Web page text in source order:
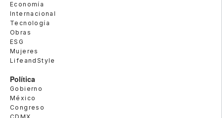
Economía
Internacional
Tecnología
Obras
ESG
Mujeres
LifeandStyle
Política
Gobierno
México
Congreso